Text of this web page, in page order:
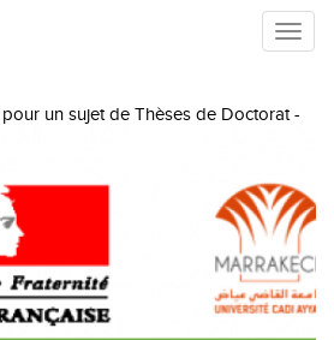
Toggle
un sujet de Thèses de Doctorat -